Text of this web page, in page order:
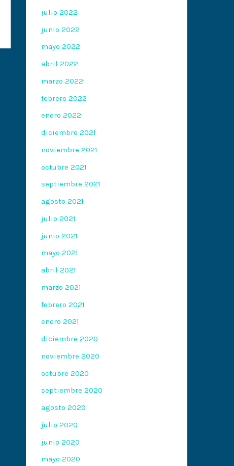
julio 2022
junio 2022
mayo 2022
abril 2022
marzo 2022
febrero 2022
enero 2022
diciembre 2021
noviembre 2021
octubre 2021
septiembre 2021
agosto 2021
julio 2021
junio 2021
mayo 2021
abril 2021
marzo 2021
febrero 2021
enero 2021
diciembre 2020
noviembre 2020
octubre 2020
septiembre 2020
agosto 2020
julio 2020
junio 2020
mayo 2020